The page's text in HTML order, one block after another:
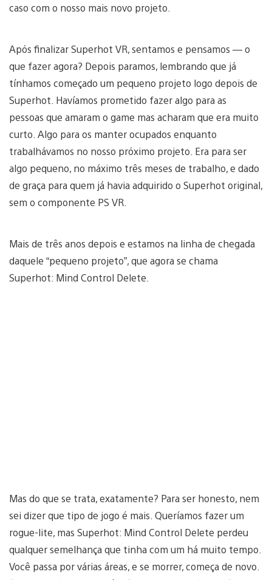
caso com o nosso mais novo projeto.
Após finalizar Superhot VR, sentamos e pensamos — o
que fazer agora? Depois paramos, lembrando que já
tínhamos começado um pequeno projeto logo depois de
Superhot. Havíamos prometido fazer algo para as
pessoas que amaram o game mas acharam que era muito
curto. Algo para os manter ocupados enquanto
trabalhávamos no nosso próximo projeto. Era para ser
algo pequeno, no máximo três meses de trabalho, e dado
de graça para quem já havia adquirido o Superhot original,
sem o componente PS VR.
Mais de três anos depois e estamos na linha de chegada
daquele “pequeno projeto”, que agora se chama
Superhot: Mind Control Delete.
Mas do que se trata, exatamente? Para ser honesto, nem
sei dizer que tipo de jogo é mais. Queríamos fazer um
rogue-lite, mas Superhot: Mind Control Delete perdeu
qualquer semelhança que tinha com um há muito tempo.
Você passa por várias áreas, e se morrer, começa de novo.